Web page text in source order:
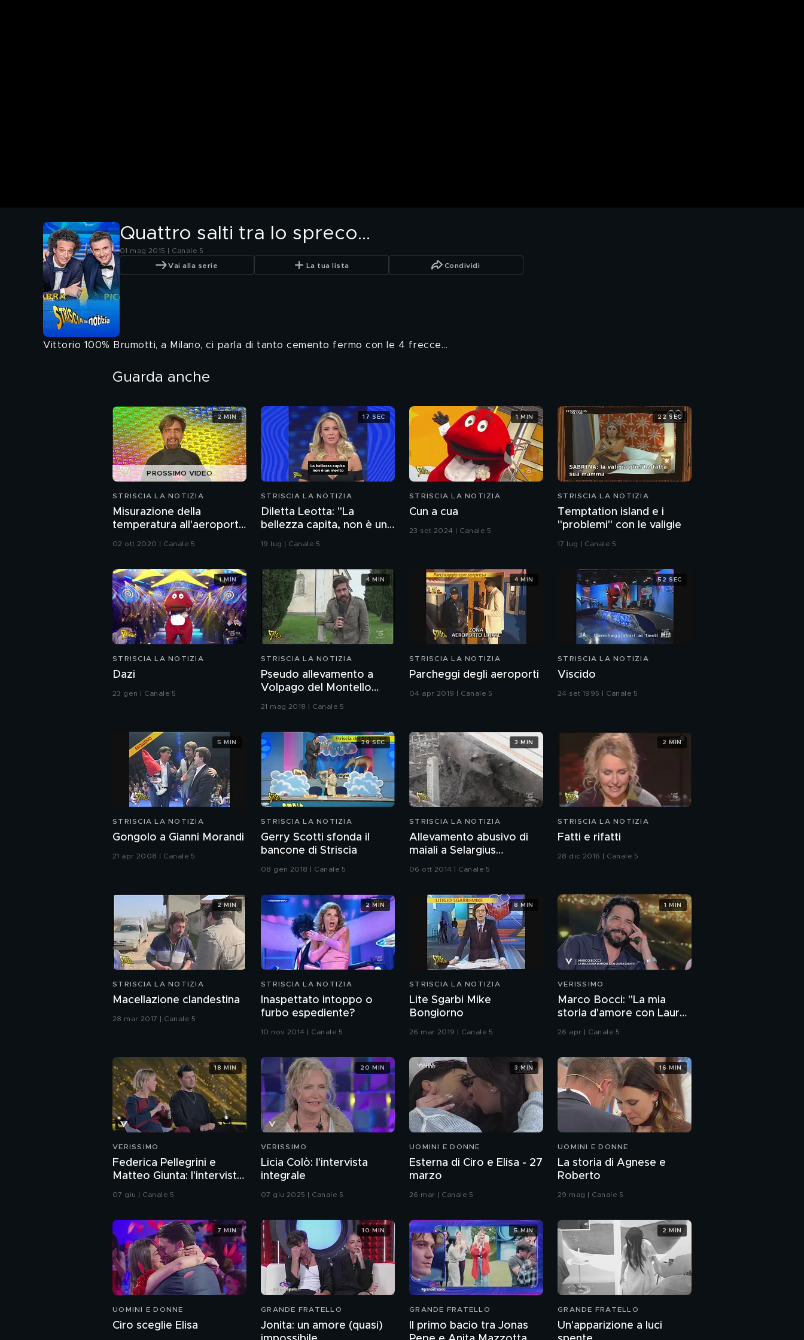
Quattro salti tra lo spreco...
01 mag 2015 | Canale 5
Vai alla serie La tua lista Condividi
Vittorio 100% Brumotti, a Milano, ci parla di tanto cemento fermo con le 4 frecce...
Guarda anche
PROSSIMO VIDEO
STRISCIA LA NOTIZIA
Misurazione della
temperatura all'aeroporto
di Malpensa
02 ott 2020 | Canale 5
2 MIN
STRISCIA LA NOTIZIA
Diletta Leotta: "La
bellezza capita, non è un
merito". Ecco la risposta
19 lug | Canale 5
17 SEC
STRISCIA LA NOTIZIA
Cun a cua
23 set 2024 | Canale 5
1 MIN
STRISCIA LA NOTIZIA
Temptation island e i
"problemi" con le valigie
17 lug | Canale 5
22 SEC
STRISCIA LA NOTIZIA
Dazi
23 gen | Canale 5
1 MIN
STRISCIA LA NOTIZIA
Pseudo allevamento a
Volpago del Montello
21 mag 2018 | Canale 5
4 MIN
STRISCIA LA NOTIZIA
Parcheggi degli aeroporti
04 apr 2019 | Canale 5
4 MIN
STRISCIA LA NOTIZIA
Viscido
24 set 1995 | Canale 5
52 SEC
STRISCIA LA NOTIZIA
Gongolo a Gianni Morandi
21 apr 2008 | Canale 5
5 MIN
STRISCIA LA NOTIZIA
Gerry Scotti sfonda il
bancone di Striscia
08 gen 2018 | Canale 5
39 SEC
STRISCIA LA NOTIZIA
Allevamento abusivo di
maiali a Selargius
06 ott 2014 | Canale 5
3 MIN
STRISCIA LA NOTIZIA
Fatti e rifatti
28 dic 2016 | Canale 5
2 MIN
STRISCIA LA NOTIZIA
Macellazione clandestina
28 mar 2017 | Canale 5
2 MIN
STRISCIA LA NOTIZIA
Inaspettato intoppo o
furbo espediente?
10 nov 2014 | Canale 5
2 MIN
STRISCIA LA NOTIZIA
Lite Sgarbi Mike
Bongiorno
26 mar 2019 | Canale 5
8 MIN
VERISSIMO
Marco Bocci: "La mia
storia d'amore con Laura
Chiatti"
26 apr | Canale 5
1 MIN
VERISSIMO
Federica Pellegrini e
Matteo Giunta: l'intervista
integrale
07 giu | Canale 5
18 MIN
VERISSIMO
Licia Colò: l'intervista
integrale
07 giu 2025 | Canale 5
20 MIN
UOMINI E DONNE
Esterna di Ciro e Elisa - 27
marzo
26 mar | Canale 5
3 MIN
UOMINI E DONNE
La storia di Agnese e
Roberto
29 mag | Canale 5
16 MIN
UOMINI E DONNE
Ciro sceglie Elisa
7 MIN
GRANDE FRATELLO
Jonita: un amore (quasi)
10 MIN
GRANDE FRATELLO
Il primo bacio tra Jonas
5 MIN
GRANDE FRATELLO
Un'apparizione a luci
2 MIN